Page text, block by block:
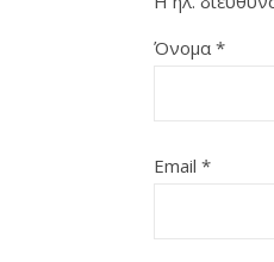
Όνομα *
Email *